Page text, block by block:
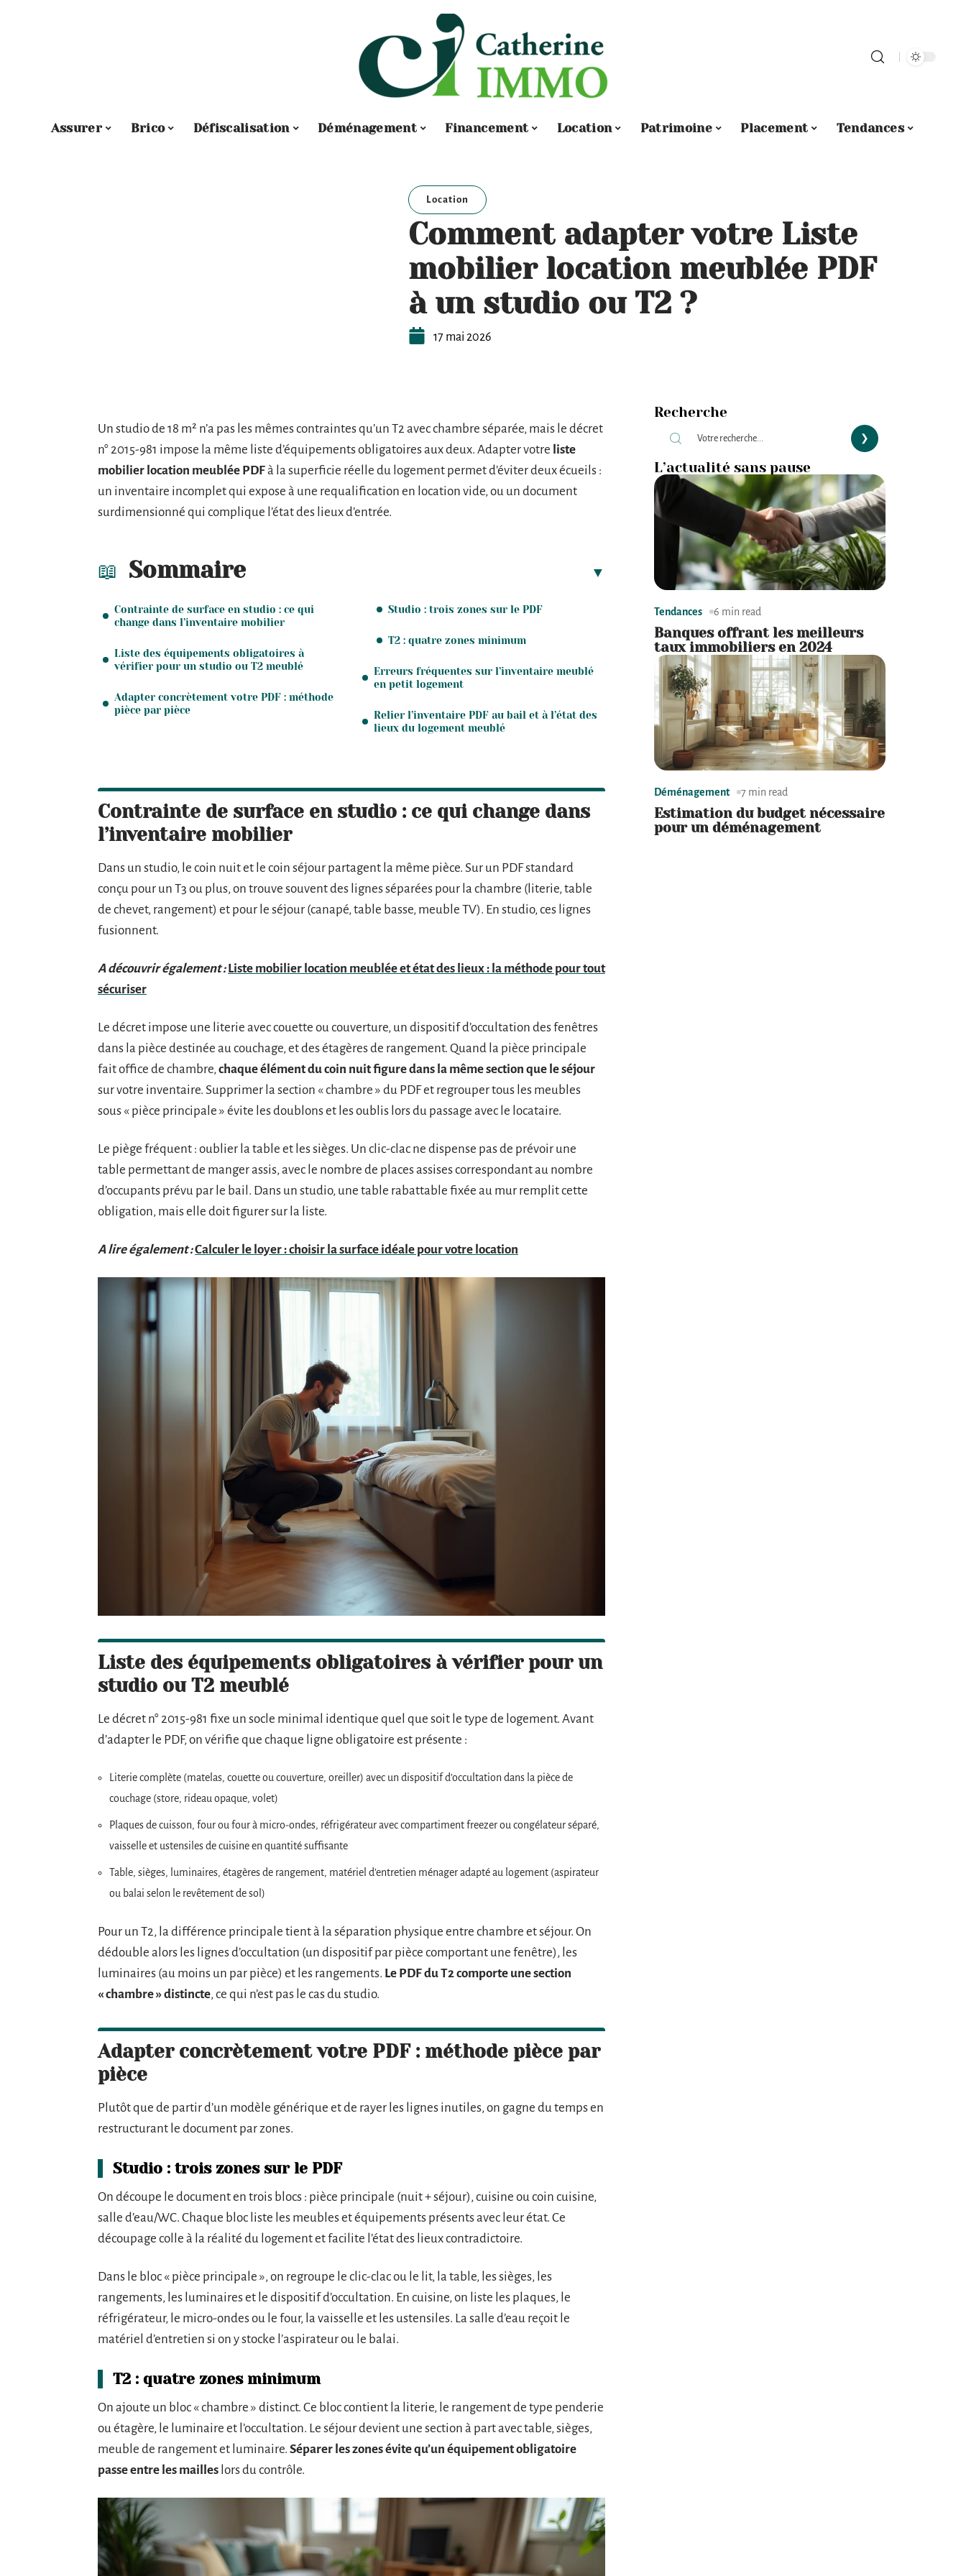
Assurer Brico Défiscalisation Déménagement Financement Location Patrimoine Placement Tendances
Location
Comment adapter votre Liste
mobilier location meublée PDF
à un studio ou T2 ?
17 mai 2026
Un studio de 18 m² n’a pas les mêmes contraintes qu’un T2 avec chambre séparée, mais le décret
n° 2015-981 impose la même liste d’équipements obligatoires aux deux. Adapter votre liste
mobilier location meublée PDFà la superficie réelle du logement permet d’éviter deux écueils :
un inventaire incomplet qui expose à une requalification en location vide, ou un document
surdimensionné qui complique l’état des lieux d’entrée.
Sommaire
Contrainte de surface en studio : ce qui
change dans l’inventaire mobilier
Liste des équipements obligatoires à
vérifier pour un studio ou T2 meublé
Adapter concrètement votre PDF : méthode
pièce par pièce
Studio : trois zones sur le PDF
T2 : quatre zones minimum
Erreurs fréquentes sur l’inventaire meublé
en petit logement
Relier l’inventaire PDF au bail et à l’état des
lieux du logement meublé
Contrainte de surface en studio : ce qui change dans
l’inventaire mobilier
Dans un studio, le coin nuit et le coin séjour partagent la même pièce. Sur un PDF standard
conçu pour un T3 ou plus, on trouve souvent des lignes séparées pour la chambre (literie, table
de chevet, rangement) et pour le séjour (canapé, table basse, meuble TV). En studio, ces lignes
fusionnent.
A découvrir également : Liste mobilier location meublée et état des lieux : la méthode pour tout
sécuriser
Le décret impose une literie avec couette ou couverture, un dispositif d’occultation des fenêtres
dans la pièce destinée au couchage, et des étagères de rangement. Quand la pièce principale
fait office de chambre,chaque élément du coin nuit figure dans la même section que le séjour
sur votre inventaire. Supprimer la section « chambre » du PDF et regrouper tous les meubles
sous « pièce principale » évite les doublons et les oublis lors du passage avec le locataire.
Le piège fréquent : oublier la table et les sièges. Un clic-clac ne dispense pas de prévoir une
table permettant de manger assis, avec le nombre de places assises correspondant au nombre
d’occupants prévu par le bail. Dans un studio, une table rabattable fixée au mur remplit cette
obligation, mais elle doit figurer sur la liste.
A lire également :Calculer le loyer : choisir la surface idéale pour votre location
Liste des équipements obligatoires à vérifier pour un
studio ou T2 meublé
Le décret n° 2015-981 fixe un socle minimal identique quel que soit le type de logement. Avant
d’adapter le PDF, on vérifie que chaque ligne obligatoire est présente :
Literie complète (matelas, couette ou couverture, oreiller) avec un dispositif d’occultation dans la pièce de
couchage (store, rideau opaque, volet)
Plaques de cuisson, four ou four à micro-ondes, réfrigérateur avec compartiment freezer ou congélateur séparé,
vaisselle et ustensiles de cuisine en quantité suffisante
Table, sièges, luminaires, étagères de rangement, matériel d’entretien ménager adapté au logement (aspirateur
ou balai selon le revêtement de sol)
Pour un T2, la différence principale tient à la séparation physique entre chambre et séjour. On
dédouble alors les lignes d’occultation (un dispositif par pièce comportant une fenêtre), les
luminaires (au moins un par pièce) et les rangements. Le PDF du T2 comporte une section
« chambre » distincte, ce qui n’est pas le cas du studio.
Adapter concrètement votre PDF : méthode pièce par
pièce
Plutôt que de partir d’un modèle générique et de rayer les lignes inutiles, on gagne du temps en
restructurant le document par zones.
Studio : trois zones sur le PDF
On découpe le document en trois blocs : pièce principale (nuit + séjour), cuisine ou coin cuisine,
salle d’eau/WC. Chaque bloc liste les meubles et équipements présents avec leur état. Ce
découpage colle à la réalité du logement et facilite l’état des lieux contradictoire.
Dans le bloc « pièce principale », on regroupe le clic-clac ou le lit, la table, les sièges, les
rangements, les luminaires et le dispositif d’occultation. En cuisine, on liste les plaques, le
réfrigérateur, le micro-ondes ou le four, la vaisselle et les ustensiles. La salle d’eau reçoit le
matériel d’entretien si on y stocke l’aspirateur ou le balai.
T2 : quatre zones minimum
On ajoute un bloc « chambre » distinct. Ce bloc contient la literie, le rangement de type penderie
ou étagère, le luminaire et l’occultation. Le séjour devient une section à part avec table, sièges,
meuble de rangement et luminaire. Séparer les zones évite qu’un équipement obligatoire
passe entre les mailles lors du contrôle.
Recherche
L’actualité sans pause
Tendances 6 min read
Banques offrant les meilleurs
taux immobiliers en 2024
Déménagement 7 min read
Estimation du budget nécessaire
pour un déménagement